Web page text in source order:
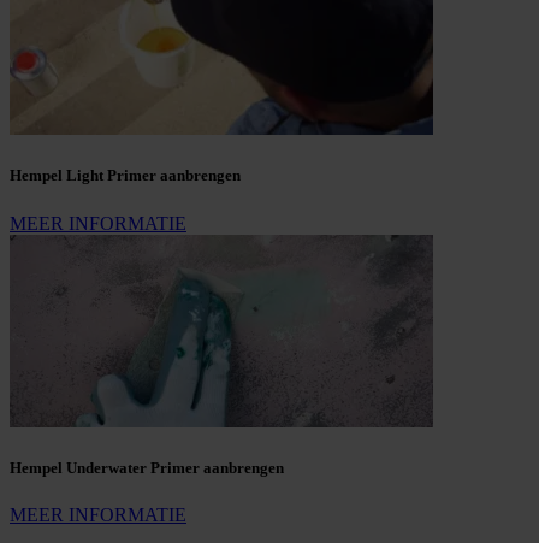
Hempel Light Primer aanbrengen
MEER INFORMATIE
Hempel Underwater Primer aanbrengen
MEER INFORMATIE